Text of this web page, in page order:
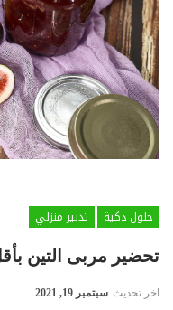
حلول ذكية
تدبير منزلي
تحضير مربى التين
اخر تحديث سبتمبر 19, 2021